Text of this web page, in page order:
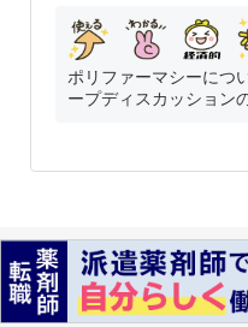
ポリファーマシーにつ
ープディスカッション